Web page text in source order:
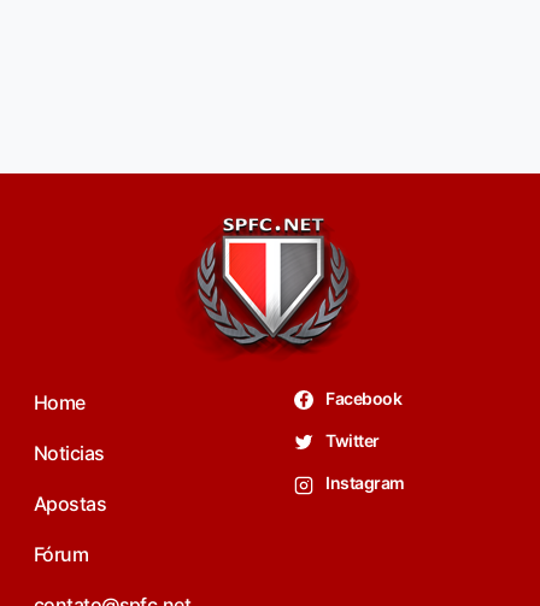
Home
Noticias
Apostas
Fórum
Facebook
Twitter
Instagram